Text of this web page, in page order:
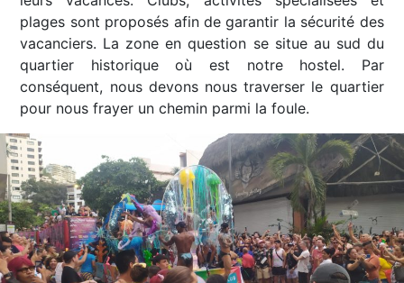
plages sont proposés afin de garantir la sécurité des
vacanciers. La zone en question se situe au sud du
quartier historique où est notre hostel. Par
conséquent, nous devons nous traverser le quartier
pour nous frayer un chemin parmi la foule.